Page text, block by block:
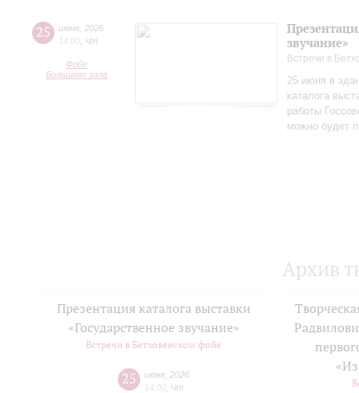
25 июня 2026
14:00 Чт
Фойе
Большого зала
звучание»
Встречи в
25 июня в
каталога
работы
можно будет
Архив
Презентация каталога выставки
«Государственное звучание»
Встречи в Бетховенском фойе
25 июня 2026
14:00 Чт